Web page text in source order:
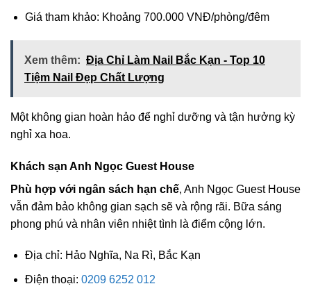
Giá tham khảo: Khoảng 700.000 VNĐ/phòng/đêm
Xem thêm: Địa Chỉ Làm Nail Bắc Kạn - Top 10
Tiệm Nail Đẹp Chất Lượng
Một không gian hoàn hảo để nghỉ dưỡng và tận hưởng kỳ
nghỉ xa hoa.
Khách sạn Anh Ngọc Guest House
Phù hợp với ngân sách hạn chế, Anh Ngọc Guest House
vẫn đảm bảo không gian sạch sẽ và rộng rãi. Bữa sáng
phong phú và nhân viên nhiệt tình là điểm cộng lớn.
Địa chỉ: Hảo Nghĩa, Na Rì, Bắc Kạn
Điện thoại: 0209 6252 012